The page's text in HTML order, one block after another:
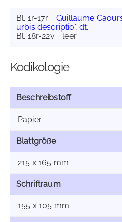
Bl. 1r-17r =Guillaume
urbis descriptio', dt.
Bl. 18r-22v = leer
Kodikologie
Beschreibstoff
Papier
Blattgröße
215 x 165 mm
Schriftraum
155 x 105 mm